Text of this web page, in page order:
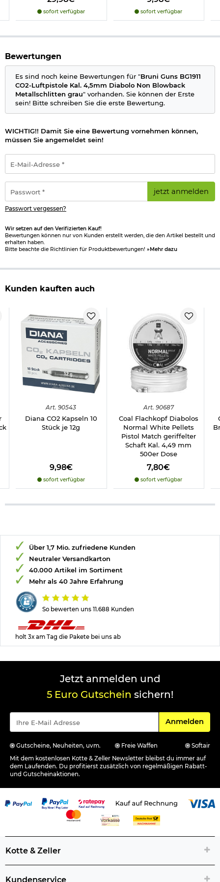
Lauf: gezogener Lauf
Material Gehäuse: Kunststoff
Individuelle Seriennummer
Länge: 21,5 cm
Gewicht: 818 g
Farbe: dunkelgrau/schwarz/braun
Marke: Bruni Guns
Direkt mitbestellen: Zum Schießen benötigen Sie noch eine 12g
Wichtige waffenrechtliche Informationen:Artikel frei ab 18
Jahren - Dieser Artikel kann nur versendet werden, wenn Sie
uns einen Altersnachweis zusenden, sofern uns dieser noch
nicht vorliegt.(bitte den Link:
Hinweis: Richtiger
Umgang mit Druckluft-, Federdruckwaffen und CO2-Waffen
Herstellerinformationen
Verantwortliche Person für die EU
sofort verfügbar sofort verfügbar
Bewertungen
Es sind noch keine Bewertungen für "Bruni Guns BG1911
CO2-Luftpistole Kal. 4,5mm Diabolo Non Blowback
Metallschlitten grau" vorhanden. Sie können der Erste
sein! Bitte schreiben Sie die erste Bewertung.
WICHTIG!! Damit Sie eine Bewertung vornehmen können,
müssen Sie angemeldet sein!
Mail-
Adresse
*
jetzt anmelden
Passwort vergessen?
Wir setzen auf den Verifizierten Kauf!
Bewertungen können nur von Kunden erstellt werden, die den Artikel bestellt und
erhalten haben.
Bitte beachte die Richtlinien für Produktbewertungen! »Mehr dazu
Kunden kauften auch
Art. 90543
Diana CO2 Kapseln 10
Stück je 12g
9,98€
sofort verfügbar
Art. 90687
Coal Flachkopf Diabolos
Normal White Pellets
Pistol Match geriffelter
Schaft Kal. 4,49 mm
500er Dose
7,80€
sofort verfügbar
So bewerten uns 11.688 Kunden
Über 1,7 Mio. zufriedene Kunden
Neutraler Versandkarton
40.000 Artikel im Sortiment
Mehr als 40 Jahre Erfahrung
holt 3x am Tag die Pakete bei uns ab
Jetzt anmelden und
5 Euro Gutschein sichern!
Für den
Anmelden
Gutscheine, Neuheiten, uvm. Freie Waffen
Softair
Mit dem kostenlosen Kotte & Zeller Newsletter bleibst du immer auf
dem Laufenden. Du profitierst zusätzlich von regelmäßigen Rabatt-
und Gutscheinaktionen.
Kotte & Zeller
Kundenservice